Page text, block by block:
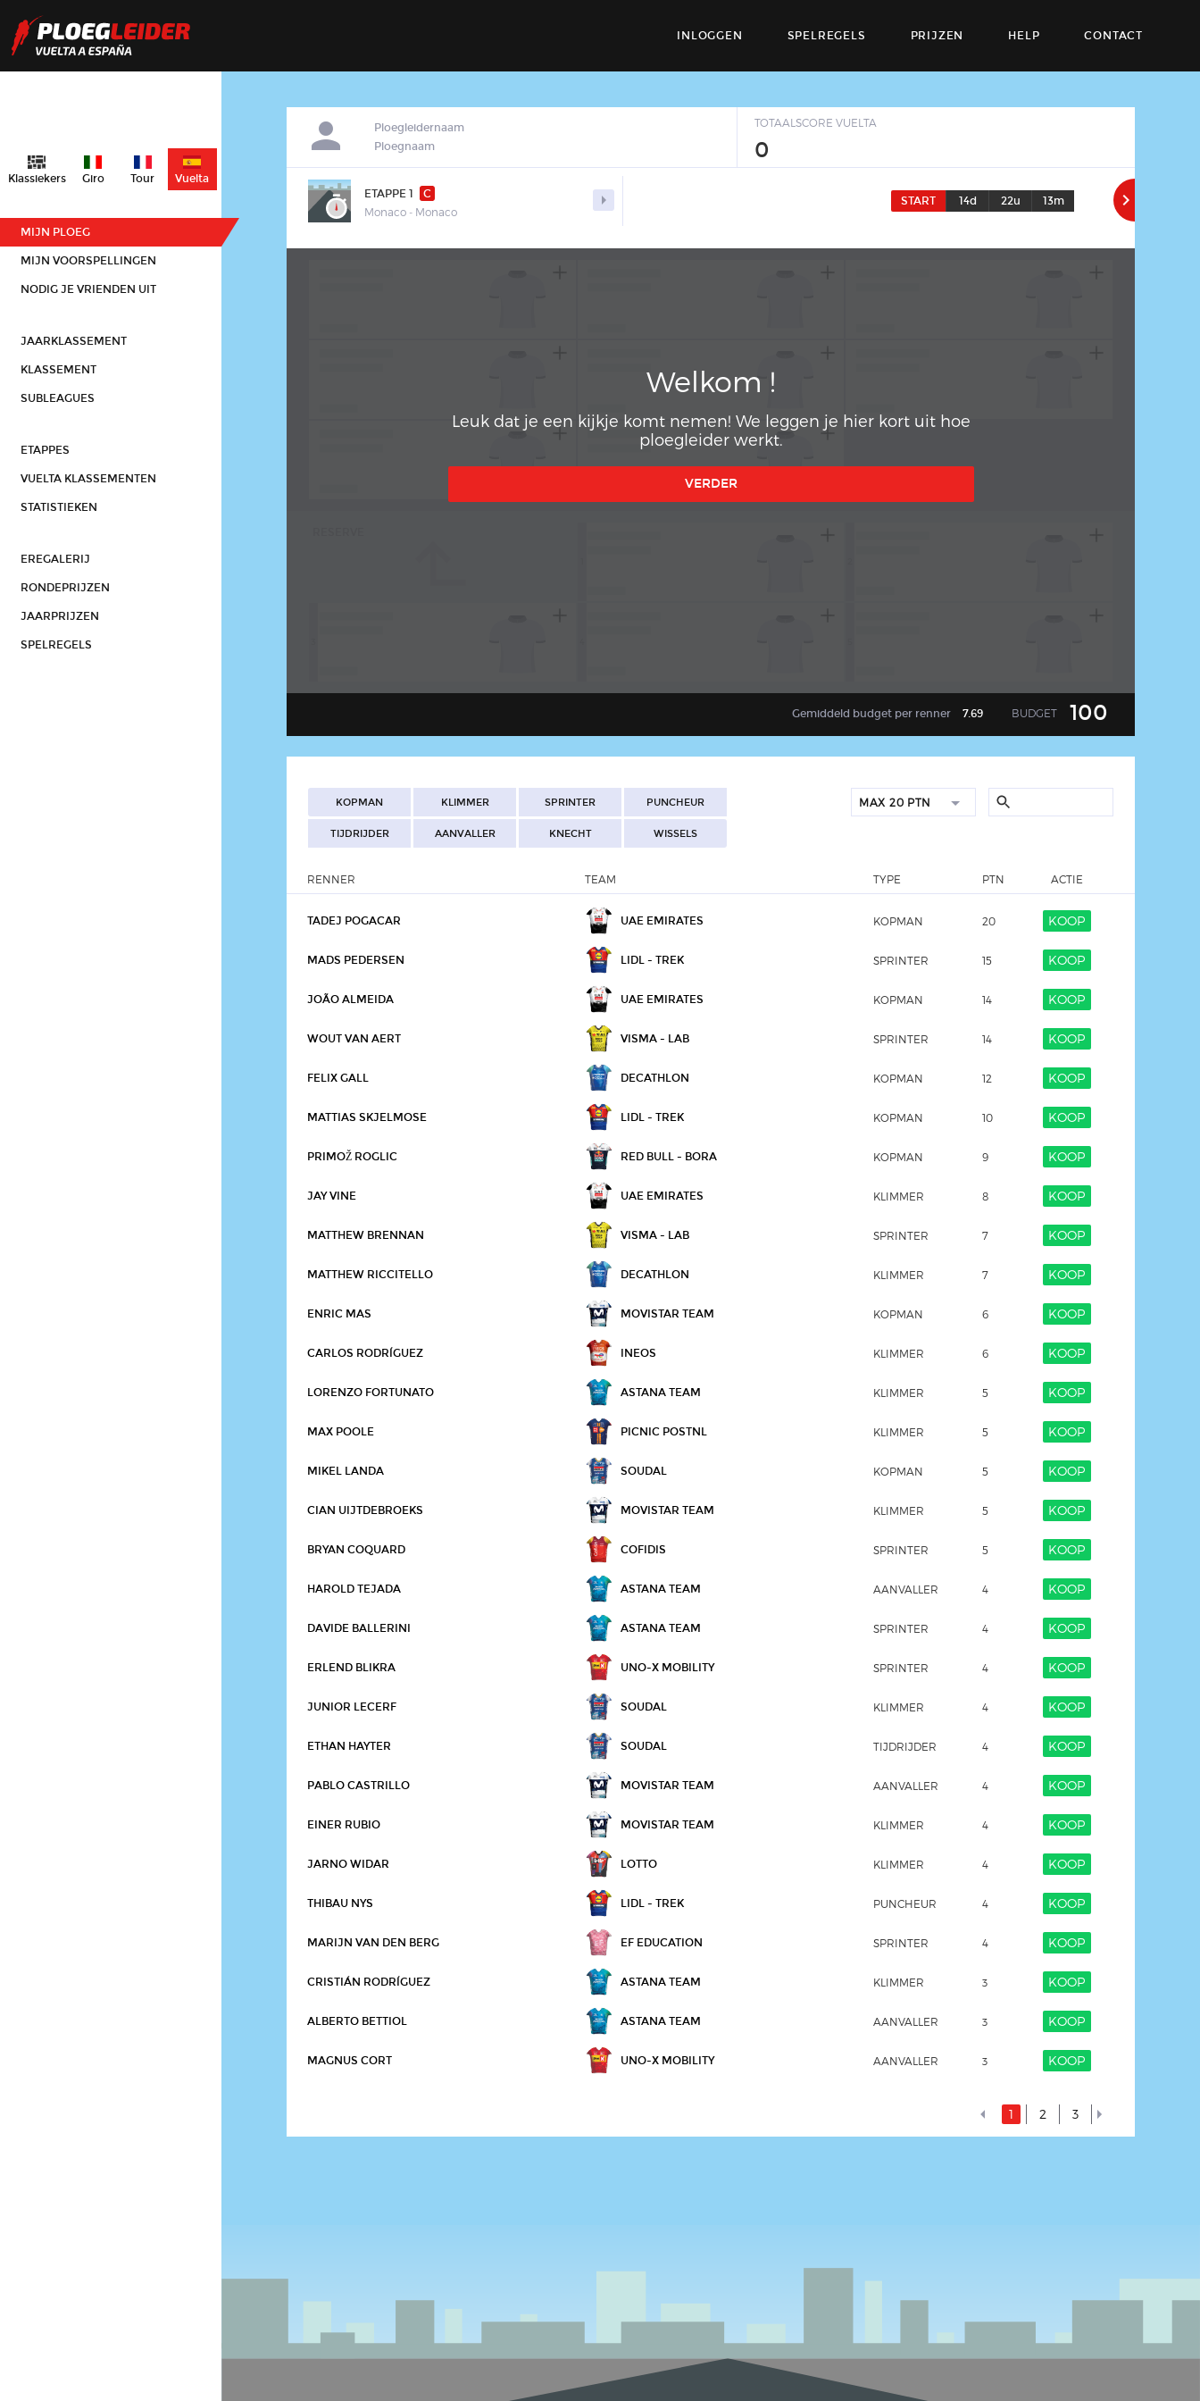
INLOGGEN SPELREGELS PRIJZEN HELP CONTACT
Klassiekers Giro Tour Vuelta
MIJN PLOEG
MIJN VOORSPELLINGEN
NODIG JE VRIENDEN UIT
JAARKLASSEMENT
KLASSEMENT
SUBLEAGUES
ETAPPES
VUELTA KLASSEMENTEN
STATISTIEKEN
EREGALERIJ
RONDEPRIJZEN
JAARPRIJZEN
SPELREGELS
Ploegleidernaam
Ploegnaam
TOTAALSCORE VUELTA
0

ETAPPE 1
C
Monaco - Monaco
START 14d 22u 13m 
Welkom !
Leuk dat je een kijkje komt nemen! We leggen je hier kort uit hoe
ploegleider werkt.
VERDER
Gemiddeld budget per renner 7.69 BUDGET 100
KOPMAN KLIMMER SPRINTER PUNCHEUR
TIJDRIJDER AANVALLER KNECHT WISSELS
MAX 20 PTN
RENNER TEAM TYPE PTN ACTIE
TADEJ POGACAR UAE EMIRATES KOPMAN 20 KOOP
MADS PEDERSEN LIDL - TREK SPRINTER 15 KOOP
JOÃO ALMEIDA UAE EMIRATES KOPMAN 14 KOOP
WOUT VAN AERT VISMA - LAB SPRINTER 14 KOOP
FELIX GALL DECATHLON KOPMAN 12 KOOP
MATTIAS SKJELMOSE LIDL - TREK KOPMAN 10 KOOP
PRIMOŽ ROGLIC RED BULL - BORA KOPMAN 9 KOOP
JAY VINE UAE EMIRATES KLIMMER 8 KOOP
MATTHEW BRENNAN VISMA - LAB SPRINTER 7 KOOP
MATTHEW RICCITELLO DECATHLON KLIMMER 7 KOOP
ENRIC MAS MOVISTAR TEAM KOPMAN 6 KOOP
CARLOS RODRÍGUEZ INEOS KLIMMER 6 KOOP
LORENZO FORTUNATO ASTANA TEAM KLIMMER 5 KOOP
MAX POOLE PICNIC POSTNL KLIMMER 5 KOOP
MIKEL LANDA SOUDAL KOPMAN 5 KOOP
CIAN UIJTDEBROEKS MOVISTAR TEAM KLIMMER 5 KOOP
BRYAN COQUARD COFIDIS SPRINTER 5 KOOP
HAROLD TEJADA ASTANA TEAM AANVALLER 4 KOOP
DAVIDE BALLERINI ASTANA TEAM SPRINTER 4 KOOP
ERLEND BLIKRA UNO-X MOBILITY SPRINTER 4 KOOP
JUNIOR LECERF SOUDAL KLIMMER 4 KOOP
ETHAN HAYTER SOUDAL TIJDRIJDER 4 KOOP
PABLO CASTRILLO MOVISTAR TEAM AANVALLER 4 KOOP
EINER RUBIO MOVISTAR TEAM KLIMMER 4 KOOP
JARNO WIDAR LOTTO KLIMMER 4 KOOP
THIBAU NYS LIDL - TREK PUNCHEUR 4 KOOP
MARIJN VAN DEN BERG EF EDUCATION SPRINTER 4 KOOP
CRISTIÁN RODRÍGUEZ ASTANA TEAM KLIMMER 3 KOOP
ALBERTO BETTIOL ASTANA TEAM AANVALLER 3 KOOP
MAGNUS CORT UNO-X MOBILITY AANVALLER 3 KOOP
1 2 3